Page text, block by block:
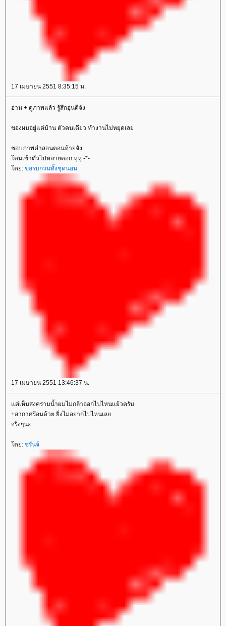
17 เมษายน 2551 8:35:15 น.
อ่าน + ดูภาพแล้ว รู้สึกอุ่นดีจัง
ของผมอยู่แต่บ้าน ตัวคนเดียว ทำงานไม่หยุดเล
ชอบภาพคำสอนตอนท้ายจัง
ดนเข้าตัวไปหลายดอก หุหุ -*-
ดย: ขอรบกวนทั้งชุดนอน
17 เมษายน 2551 13:46:37 น.
ค่เห็นสงครามน้ำผมไม่กล้าออกไปไหนแย้วครับ
+อากาศร้อนด้วย ยิ่งไม่อยากไปไหนเล
จริงๆนะ...
ดย: ชรันจ์